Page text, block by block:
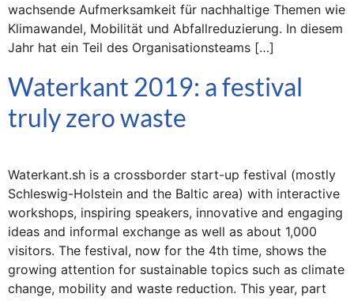
wachsende Aufmerksamkeit für nachhaltige Themen wie
Klimawandel, Mobilität und Abfallreduzierung. In diesem
Jahr hat ein Teil des Organisationsteams […]
Waterkant 2019: a festival
truly zero waste
Waterkant.sh is a crossborder start-up festival (mostly
Schleswig-Holstein and the Baltic area) with interactive
workshops, inspiring speakers, innovative and engaging
ideas and informal exchange as well as about 1,000
visitors. The festival, now for the 4th time, shows the
growing attention for sustainable topics such as climate
change, mobility and waste reduction. This year, part